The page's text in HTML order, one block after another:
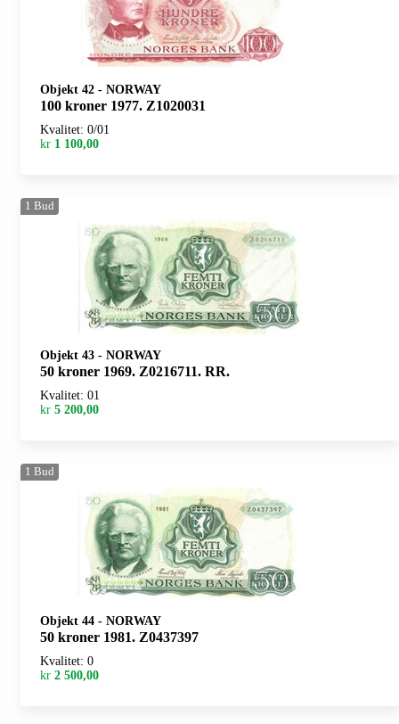
Objekt 42 - NORWAY
100 kroner 1977. Z1020031
Kvalitet: 0/01
kr 1 100,00
1 Bud
Objekt 43 - NORWAY
50 kroner 1969. Z0216711. RR.
Kvalitet: 01
kr 5 200,00
1 Bud
Objekt 44 - NORWAY
50 kroner 1981. Z0437397
Kvalitet: 0
kr 2 500,00